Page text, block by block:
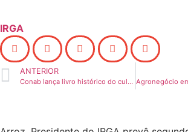
IRGA
ANTERIOR
Conab lança livro histórico do cultivo de arroz